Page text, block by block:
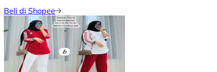
Beli di Shopee